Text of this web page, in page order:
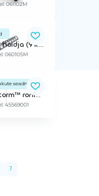
061102M
Jalgratta hoidja (9 kohta)
060105M
seadmed
Rampit Storm™ ronimispost heliseadmega
45569001
7